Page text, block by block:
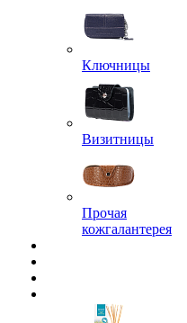
Ключницы
Визитницы
Прочая
кожгалантерея